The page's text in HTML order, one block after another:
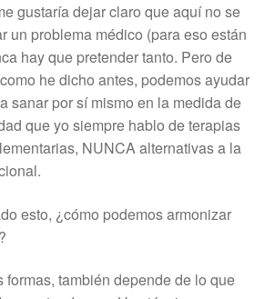
gustaría dejar claro que aquí no se
un problema médico (para eso están
hay que pretender tanto. Pero de
he dicho antes, podemos ayudar
sanar por sí mismo en la medida de
que yo siempre hablo de terapias
NUNCA alternativas a la
esto, ¿cómo podemos armonizar
formas, también depende de lo que